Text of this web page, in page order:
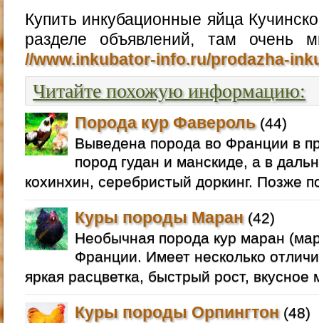
Купить инкубационные яйца
разделе объявлений, там очень
//www.inkubator-info.ru/prodazha-
Читайте похожую информацию:
Порода кур Фавероль(44)
Выведена порода во Франции в
пород гудан и манскиде, а в
кохинхин, серебристый доркинг. Позже
Куры породы Маран(42)
Необычная порода кур маран
Франции. Имеет несколько
яркая расцветка, быстрый рост,
Куры породы Орпингтон(48)